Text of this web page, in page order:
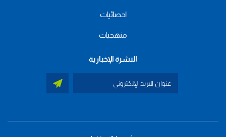
احصائيات
منهجيات
النشرة الإخبارية